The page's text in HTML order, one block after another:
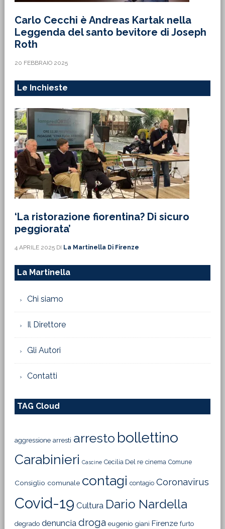
Carlo Cecchi è Andreas Kartak nella
Leggenda del santo bevitore di Joseph
Roth
20 FEBBRAIO 2025
Le Inchieste
‘La ristorazione fiorentina? Di sicuro
peggiorata’
4 APRILE 2025DI La Martinella Di Firenze
La Martinella
Chi siamo
Il Direttore
Gli Autori
Contatti
TAG Cloud
aggressione arresti arresto bollettino
Carabinieri Cascine Cecilia Del re cinema Comune
Consiglio comunale contagi contagio Coronavirus
Covid-19 Cultura Dario Nardella
degrado denuncia droga eugenio giani Firenze furto